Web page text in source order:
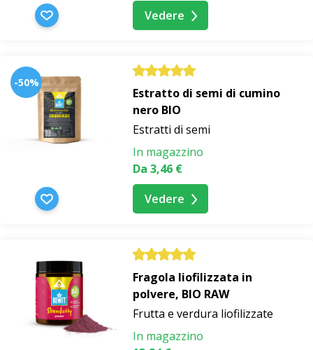
Vedere
-50%
Estratto di semi di cumino
nero BIO
Estratti di semi
In magazzino
Da 3,46 €
Vedere
Fragola liofilizzata in
polvere, BIO RAW
Frutta e verdura liofilizzate
In magazzino